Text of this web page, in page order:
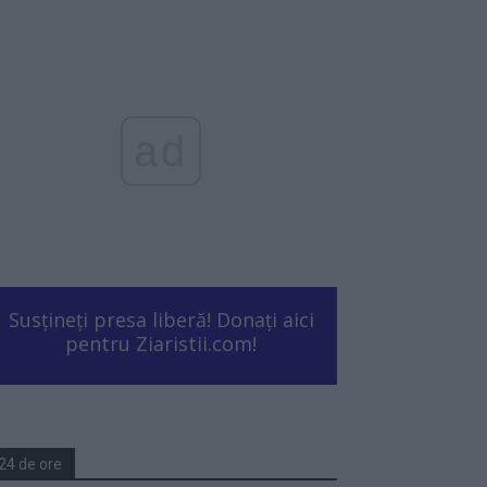
Susțineți presa liberă! Donați aici
pentru Ziaristii.com!
de ore